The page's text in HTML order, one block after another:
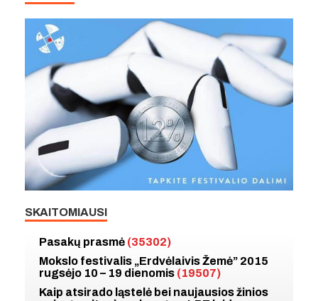
SKAITOMIAUSI
Pasakų prasmė (35302)
Mokslo festivalis „Erdvėlaivis Žemė” 2015
rugsėjo 10 – 19 dienomis (19507)
Kaip atsirado ląstelė bei naujausios žinios